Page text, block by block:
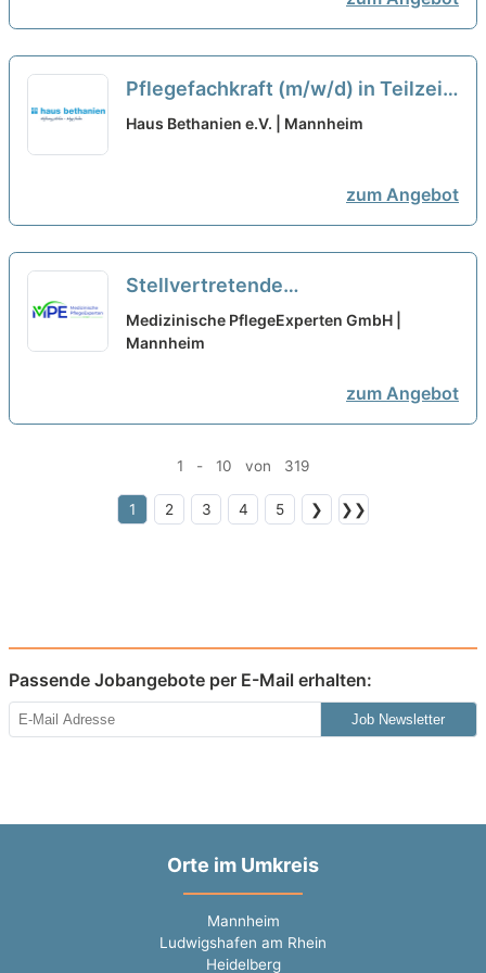
Pflegefachkraft (m/w/d) in Teilzeit
(20-25h / Woche) – Sichern Sie
Haus Bethanien e.V. | Mannheim
zum Angebot
Stellvertretende
Pflegedienstleitung (m/w/d) in
Teilzeit (75-85%) - Bei uns startet
Medizinische PflegeExperten GmbH |
Mannheim
zum Angebot
1 - 10 von 319
1 2 3 4 5 ❯ ❯❯
Passende Jobangebote per E-Mail erhalten:
Job Newsletter
Orte im Umkreis
Mannheim
Ludwigshafen am Rhein
Heidelberg